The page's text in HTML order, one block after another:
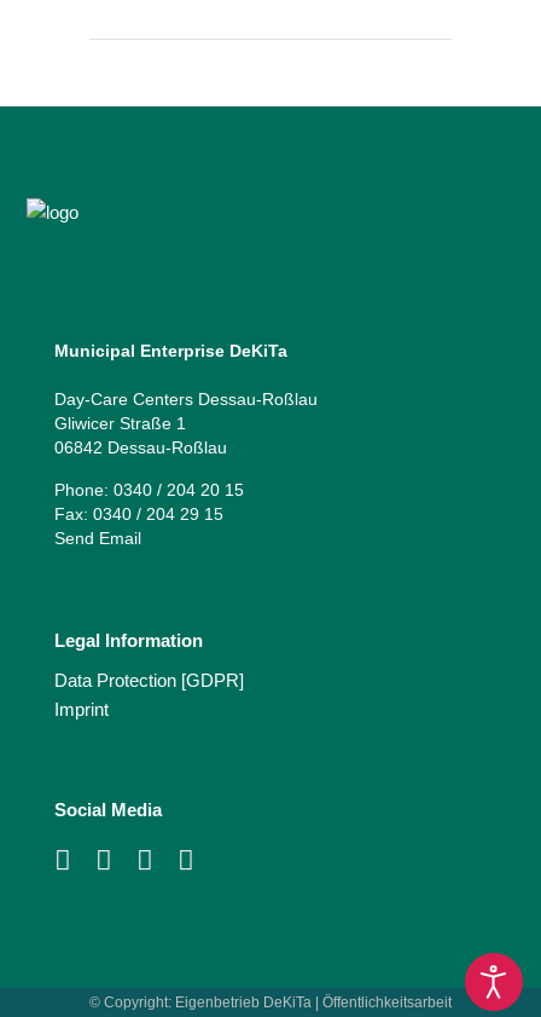
Municipal Enterprise DeKiTa
Day-Care Centers Dessau-Roßlau
Gliwicer Straße 1
06842 Dessau-Roßlau
Phone: 0340 / 204 20 15
Fax: 0340 / 204 29 15
Send Email
Legal Information
Data Protection [GDPR]
Imprint
Social Media
© Copyright: Eigenbetrieb DeKiTa | Öffentlichkeitsarbeit